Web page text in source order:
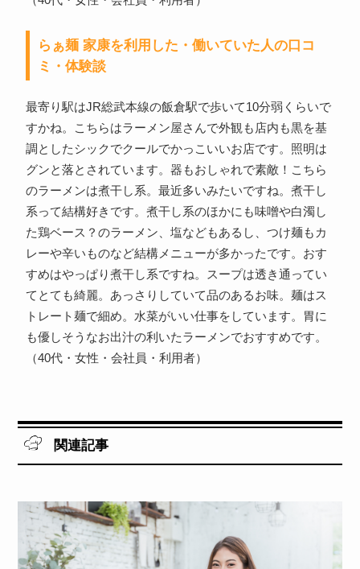
らぁ麺 家康を利用した・働いていた人の口コ
ミ・体験談
最寄り駅はJR総武本線の飯倉駅で歩いて10分弱くらいで
すかね。こちらはラーメン屋さんで外観も店内も黒を基
調としたシックでクールでかっこいいお店です。照明は
グンと落とされています。器もおしゃれで素敵！こちら
のラーメンは煮干し系。最近多いみたいですね。煮干し
系って結構好きです。煮干し系のほかにも味噌や白濁し
た鶏ベース？のラーメン、塩などもあるし、つけ麺もカ
レーや辛いものなど結構メニューが多かったです。おす
すめはやっぱり煮干し系ですね。スープは透き通ってい
てとても綺麗。あっさりしていて品のあるお味。麺はス
トレート麺で細め。水菜がいい仕事をしています。胃に
も優しそうなお出汁の利いたラーメンでおすすめです。
（40代・女性・会社員・利用者）
関連記事